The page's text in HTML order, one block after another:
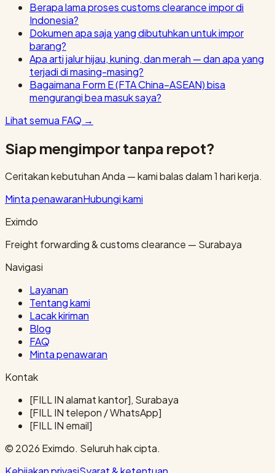
Berapa lama proses customs clearance impor di
Indonesia?
Dokumen apa saja yang dibutuhkan untuk impor
barang?
Apa arti jalur hijau, kuning, dan merah — dan apa yang
terjadi di masing-masing?
Bagaimana Form E (FTA China–ASEAN) bisa
mengurangi bea masuk saya?
Lihat semua FAQ →
Siap mengimpor tanpa repot?
Ceritakan kebutuhan Anda — kami balas dalam 1 hari kerja.
Minta penawaranHubungi kami
Eximdo
Freight forwarding & customs clearance — Surabaya
Navigasi
Layanan
Tentang kami
Lacak kiriman
Blog
FAQ
Minta penawaran
Kontak
[FILL IN alamat kantor], Surabaya
[FILL IN telepon / WhatsApp]
[FILL IN email]
© 2026 Eximdo. Seluruh hak cipta.